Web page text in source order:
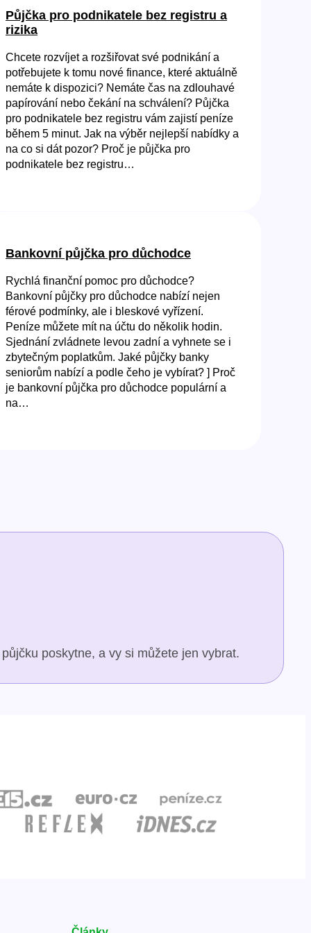
Půjčka pro podnikatele bez registru a
rizika
Chcete rozvíjet a rozšiřovat své podnikání a
potřebujete k tomu nové finance, které aktuálně
nemáte k dispozici? Nemáte čas na zdlouhavé
papírování nebo čekání na schválení? Půjčka
pro podnikatele bez registru vám zajistí peníze
během 5 minut. Jak na výběr nejlepší nabídky a
na co si dát pozor? Proč je půjčka pro
podnikatele bez registru…
Bankovní půjčka pro důchodce
Rychlá finanční pomoc pro důchodce?
Bankovní půjčky pro důchodce nabízí nejen
férové podmínky, ale i bleskové vyřízení.
Peníze můžete mít na účtu do několik hodin.
Sjednání zvládnete levou zadní a vyhnete se i
zbytečným poplatkům. Jaké půjčky banky
seniorům nabízí a podle čeho je vybírat? ] Proč
je bankovní půjčka pro důchodce populární a
na…
poskytne, a vy si můžete jen vybrat.